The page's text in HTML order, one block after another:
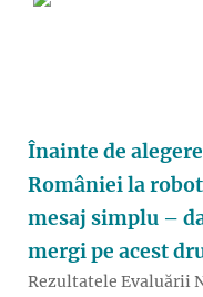
Înainte de
României la
mesaj simplu –
mergi pe acest
Rezultatele Evaluării